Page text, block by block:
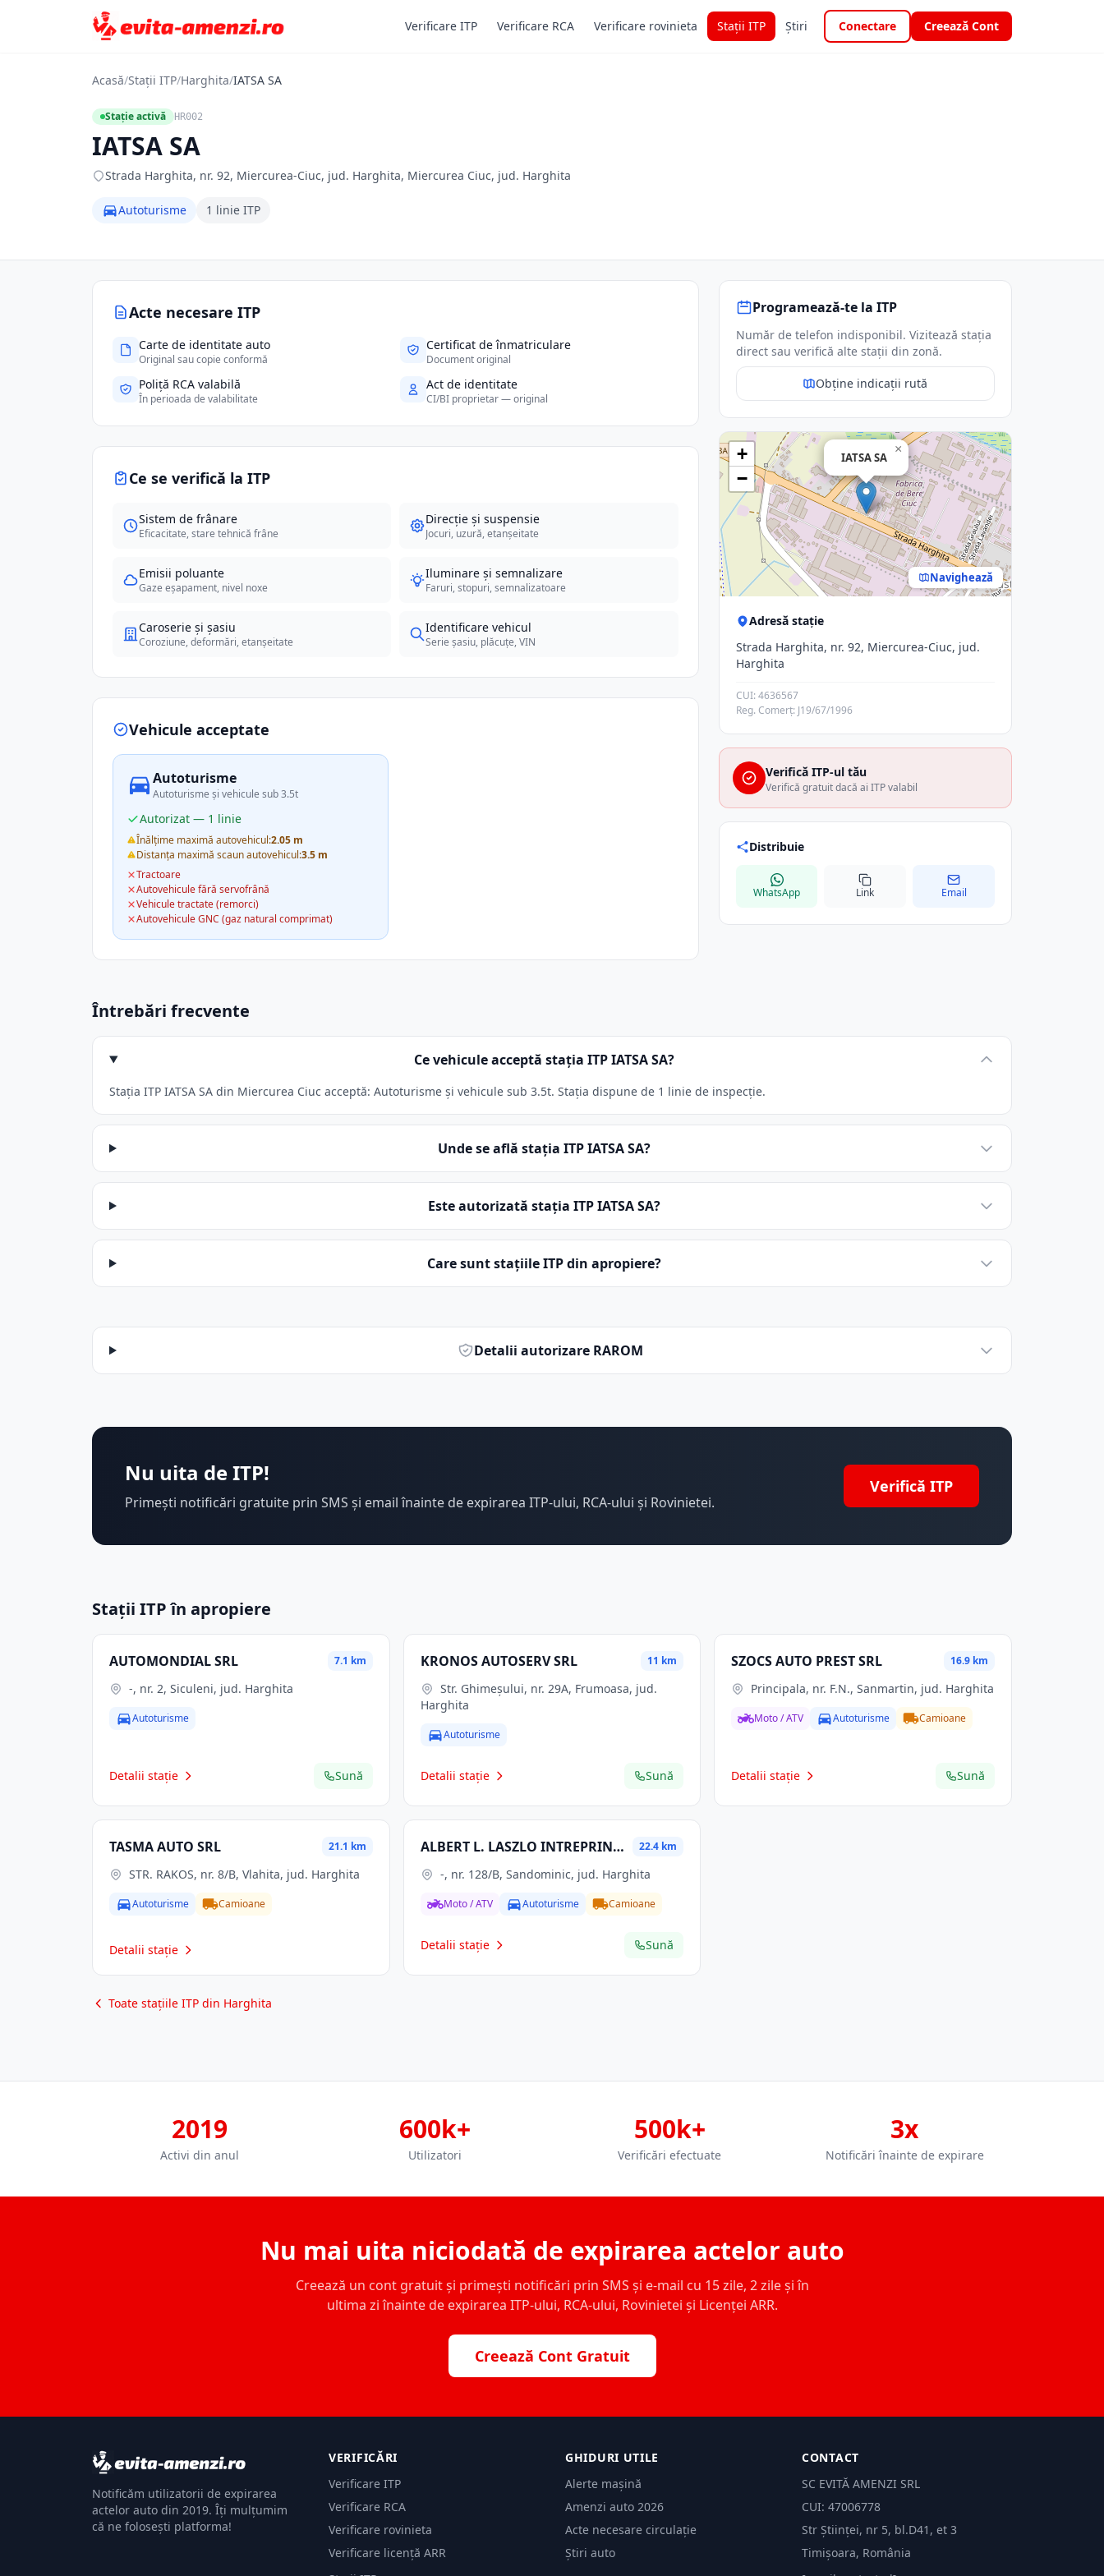
Verificare ITP Verificare RCA Verificare rovinieta Stații ITP Știri Conectare Creează Cont
Acasă/Stații ITP/Harghita/IATSA SA
Stație activă HR002
IATSA SA
Strada Harghita, nr. 92, Miercurea-Ciuc, jud. Harghita, Miercurea Ciuc, jud. Harghita
Autoturisme 1 linie ITP
Acte necesare ITP
Carte de identitate auto
Original sau copie conformă
Certificat de înmatriculare
Document original
Poliță RCA valabilă
În perioada de valabilitate
Act de identitate
CI/BI proprietar — original
Ce se verifică la ITP
Sistem de frânare
Eficacitate, stare tehnică frâne
Direcție și suspensie
Jocuri, uzură, etanșeitate
Emisii poluante
Gaze eșapament, nivel noxe
Iluminare și semnalizare
Faruri, stopuri, semnalizatoare
Caroserie și șasiu
Coroziune, deformări, etanșeitate
Identificare vehicul
Serie șasiu, plăcuțe, VIN
Vehicule acceptate
Autoturisme
Autoturisme și vehicule sub 3.5t
Autorizat — 1 linie
Înălțime maximă autovehicul:2.05 m
Distanța maximă scaun autovehicul:3.5 m
Tractoare
Autovehicule fără servofrână
Vehicule tractate (remorci)
Autovehicule GNC (gaz natural comprimat)
Programează-te la ITP
Număr de telefon indisponibil. Vizitează stația
direct sau verifică alte stații din zonă.
Obține indicații rută
IATSA SA
×
+
−
Navighează
Adresă stație
Strada Harghita, nr. 92, Miercurea-Ciuc, jud.
Harghita
CUI: 4636567
Reg. Comerț: J19/67/1996
Verifică ITP-ul tău
Verifică gratuit dacă ai ITP valabil
Distribuie
WhatsApp Link Email
Întrebări frecvente
Ce vehicule acceptă stația ITP IATSA SA?
Stația ITP IATSA SA din Miercurea Ciuc acceptă: Autoturisme și vehicule sub 3.5t. Stația dispune de 1 linie de inspecție.
Unde se află stația ITP IATSA SA?
Este autorizată stația ITP IATSA SA?
Care sunt stațiile ITP din apropiere?
Detalii autorizare RAROM
Nu uita de ITP!
Primești notificări gratuite prin SMS și email înainte de expirarea ITP-ului, RCA-ului și Rovinietei.
Verifică ITP
Stații ITP în apropiere
AUTOMONDIAL SRL 7.1 km
-, nr. 2, Siculeni, jud. Harghita
Autoturisme
Detalii stație Sună
KRONOS AUTOSERV SRL 11 km
Harghita
Autoturisme
Detalii stație Sună
SZOCS AUTO PREST SRL 16.9 km
Principala, nr. F.N., Sanmartin, jud. Harghita
Moto / ATV Autoturisme Camioane
Detalii stație Sună
TASMA AUTO SRL 21.1 km
STR. RAKOS, nr. 8/B, Vlahita, jud. Harghita
Autoturisme Camioane
Detalii stație
ALBERT L. LASZLO INTREPRINDERE INDIVIDUALA 22.4 km
-, nr. 128/B, Sandominic, jud. Harghita
Moto / ATV Autoturisme Camioane
Detalii stație Sună
Toate stațiile ITP din Harghita
2019
Activi din anul
600k+
Utilizatori
500k+
Verificări efectuate
3x
Notificări înainte de expirare
Nu mai uita niciodată de expirarea actelor auto
Creează un cont gratuit și primești notificări prin SMS și e-mail cu 15 zile, 2 zile și în
ultima zi înainte de expirarea ITP-ului, RCA-ului, Rovinietei și Licenței ARR.
Creează Cont Gratuit
Notificăm utilizatorii de expirarea
actelor auto din 2019. Îți mulțumim
că ne folosești platforma!
VERIFICĂRI
Verificare ITP
Verificare RCA
Verificare rovinieta
Verificare licență ARR
GHIDURI UTILE
Alerte mașină
Amenzi auto 2026
Acte necesare circulație
Știri auto
CONTACT
SC EVITĂ AMENZI SRL
CUI: 47006778
Str Științei, nr 5, bl.D41, et 3
Timișoara, România